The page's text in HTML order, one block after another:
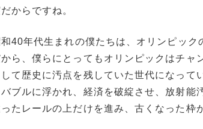
からですね。
40年代生まれの僕たちは、オリンピック
ら、僕らにとってもオリンピックはチャ
て歴史に汚点を残していた世代になって
ブルに浮かれ、経済を破綻させ、放射能
たレールの上だけを進み、古くなった枠